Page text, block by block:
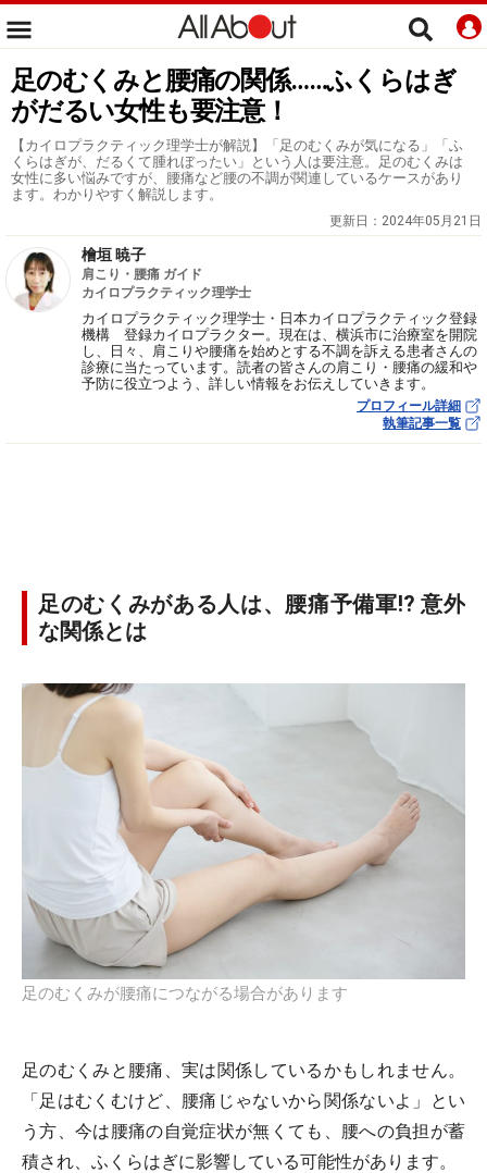
足のむくみと腰痛の関係……ふくらはぎ
がだるい女性も要注意！
【カイロプラクティック理学士が解説】「足のむくみが気になる」「ふ
くらはぎが、だるくて腫れぼったい」という人は要注意。足のむくみは
女性に多い悩みですが、腰痛など腰の不調が関連しているケースがあり
ます。わかりやすく解説します。
更新日： 2024年05月21日
檜垣 暁子
肩こり・腰痛 ガイド
カイロプラクティック理学士
カイロプラクティック理学士・日本カイロプラクティック登録
機構 登録カイロプラクター。現在は、横浜市に治療室を開院
し、日々、肩こりや腰痛を始めとする不調を訴える患者さんの
診療に当たっています。読者の皆さんの肩こり・腰痛の緩和や
予防に役立つよう、詳しい情報をお伝えしていきます。
プロフィール詳細
執筆記事一覧
足のむくみがある人は、腰痛予備軍!? 意外
な関係とは
足のむくみが腰痛につながる場合があります
足のむくみと腰痛、実は関係しているかもしれません。
「足はむくむけど、腰痛じゃないから関係ないよ」とい
う方、今は腰痛の自覚症状が無くても、腰への負担が蓄
積され、ふくらはぎに影響している可能性があります。